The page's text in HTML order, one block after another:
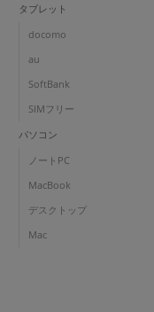
タブレット
docomo
au
SoftBank
SIMフリー
パソコン
ノートPC
MacBook
デスクトップ
Mac